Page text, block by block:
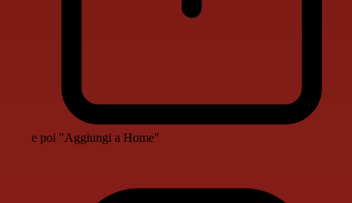
e poi "Aggiungi a Home"